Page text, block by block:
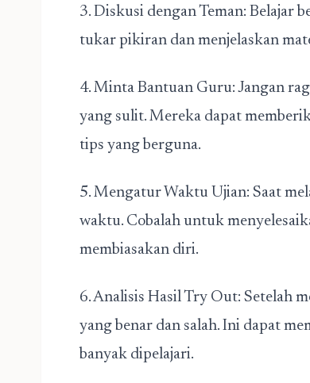
3. Diskusi dengan Teman: Belajar
tukar pikiran dan menjelaskan
4. Minta Bantuan Guru: Jangan
yang sulit. Mereka dapat
tips yang berguna.
5. Mengatur Waktu Ujian: Saat
waktu. Cobalah untuk
membiasakan diri.
6. Analisis Hasil Try Out: Setelah
yang benar dan salah. Ini dapat
banyak dipelajari.